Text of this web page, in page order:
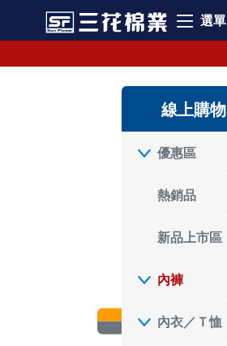
選單
線上購物
優惠區
熱銷品
新品上市區
內褲
內衣／Ｔ恤